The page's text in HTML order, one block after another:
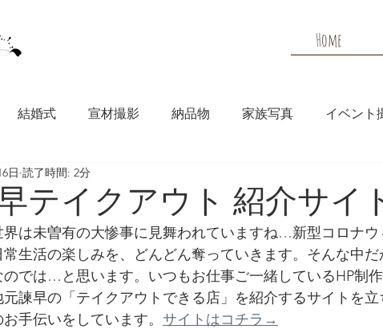
Home
結婚式 宣材撮影 納品物 家族写真 イベント
オモイ帖
テイクアウト 紹介サイ
日 読了時間: 2分
界は未曽有の大惨事に見舞われていますね…新型コロナ
生活の楽しみを、どんどん奪っていきます。そんな中
のでは…と思います。いつもお仕事ご一緒しているHP制
元諫早の「テイクアウトできる店」を紹介するサイトを立
手伝いをしています。 サイトはコチラ→